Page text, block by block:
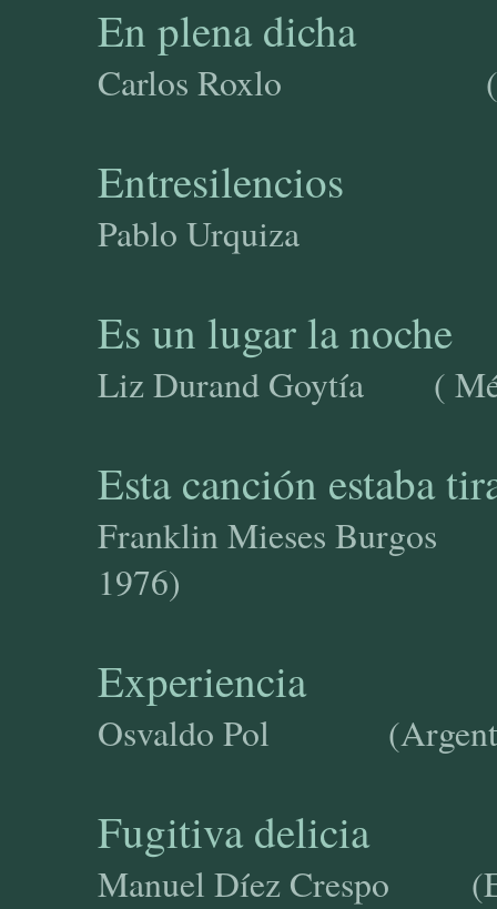
En plena dicha
Carlos Roxlo
Entresilencios
Pablo
Es un lugar la noche
Liz Durand Goytía (
Esta canción estaba
Franklin Mieses Burgos
1976)
Experiencia
Osvaldo Pol
Fugitiva delicia
Manuel Díez Crespo